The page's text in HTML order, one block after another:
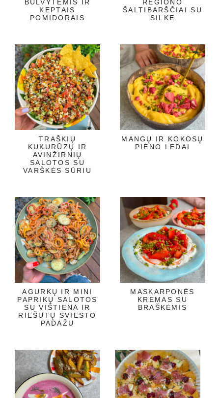
BULVYTĖMIS IR
KEPTAIS
POMIDORAIS
REGIONO
ŠALTIBARŠČIAI SU
SILKE
TRAŠKIŲ
KUKURŪZŲ IR
AVINŽIRNIŲ
SALOTOS SU
VARŠKĖS SŪRIU
MANGŲ IR KOKOSŲ
PIENO LEDAI
AGURKŲ IR MINI
PAPRIKŲ SALOTOS
SU VIŠTIENA IR
RIEŠUTŲ SVIESTO
PADAŽU
MASKARPONĖS
KREMAS SU
BRAŠKĖMIS